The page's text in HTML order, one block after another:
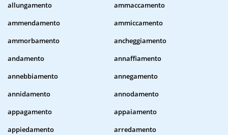
allungamento
ammaccamento
ammendamento
ammiccamento
ammorbamento
ancheggiamento
andamento
annaffiamento
annebbiamento
annegamento
annidamento
annodamento
appagamento
appaiamento
appiedamento
arredamento